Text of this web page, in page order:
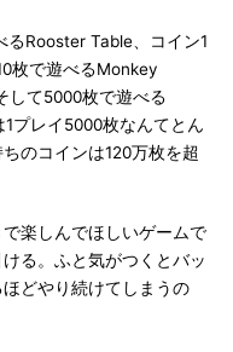
Rooster Table、コイン1
枚で遊べるMonkey
して5000枚で遊べる
プレイ5000枚なんてとん
のコインは120万枚を超
楽しんでほしいゲームで
る。ふと気がつくとバッ
どやり続けてしまうの